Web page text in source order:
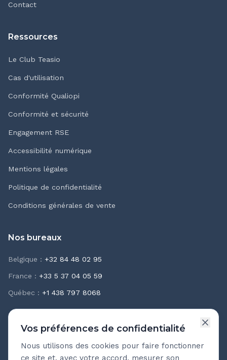
Contact
Ressources
Le Club Teasio
Cas d'utilisation
Conformité Qualiopi
Conformité et sécurité
Engagement RSE
Accessibilité numérique
Mentions légales
Politique de confidentialité
Conditions générales de vente
Nos bureaux
Belgique : +32 84 48 02 95
France : +33 5 37 04 05 59
Québec : +1 438 797 8068
Newsletter Teasio
Vos préférences de confidentialité
Nous utilisons des cookies pour faire fonctionner
ce site et, avec votre accord, mesurer son